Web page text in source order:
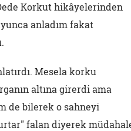
Korkut hikâyelerinden
anladım fakat
Mesela korku
altına girerdi ama
de bilerek o sahneyi
falan diyerek